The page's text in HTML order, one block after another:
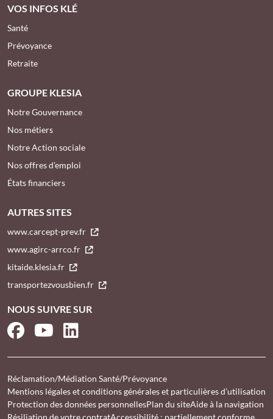
VOS INFOS KLÉ
Santé
Prévoyance
Retraite
GROUPE KLESIA
Notre Gouvernance
Nos métiers
Notre Action sociale
Nos offres d'emploi
États financiers
AUTRES SITES
www.carcept-prev.fr
www.agirc-arrco.fr
kitaide.klesia.fr
transportezvousbien.fr
NOUS SUIVRE SUR
Facebook YouTube
Réclamation/Médiation Santé/Prévoyance
Mentions légales et conditions générales et particulières d’utilisation
Protection des données personnellesPlan du siteAide à la navigation
Résiliation de votre contratAccessibilité : partiellement conforme